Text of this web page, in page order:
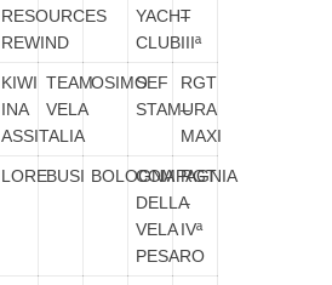
RESOURCES
REWIND
YACHT
CLUB
–
IIIª
KIWI
INA
ASSITALIA
TEAM
VELA
OSIMOSEF
STAMURA
RGT
–
MAXI
LOREBUSI BOLOGNACOMPAGNIA
DELLA
VELA
PESARO
RGT
–
IVª